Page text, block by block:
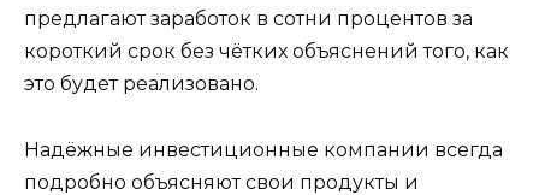
предлагают заработок в сотни процентов за
короткий срок без чётких объяснений того, как
это будет реализовано.
Надёжные инвестиционные компании всегда
подробно объясняют свои продукты и